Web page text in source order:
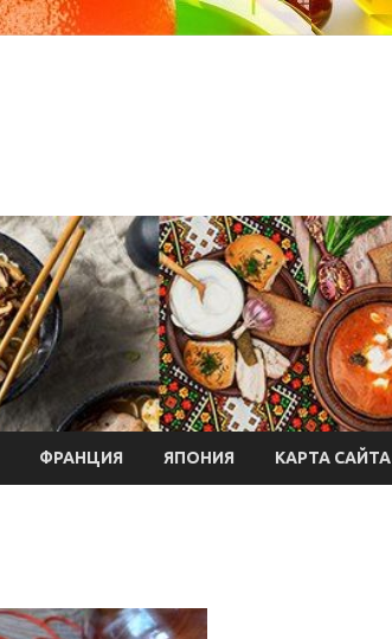
ФРАНЦИЯ ЯПОНИЯ КАРТА САЙТА